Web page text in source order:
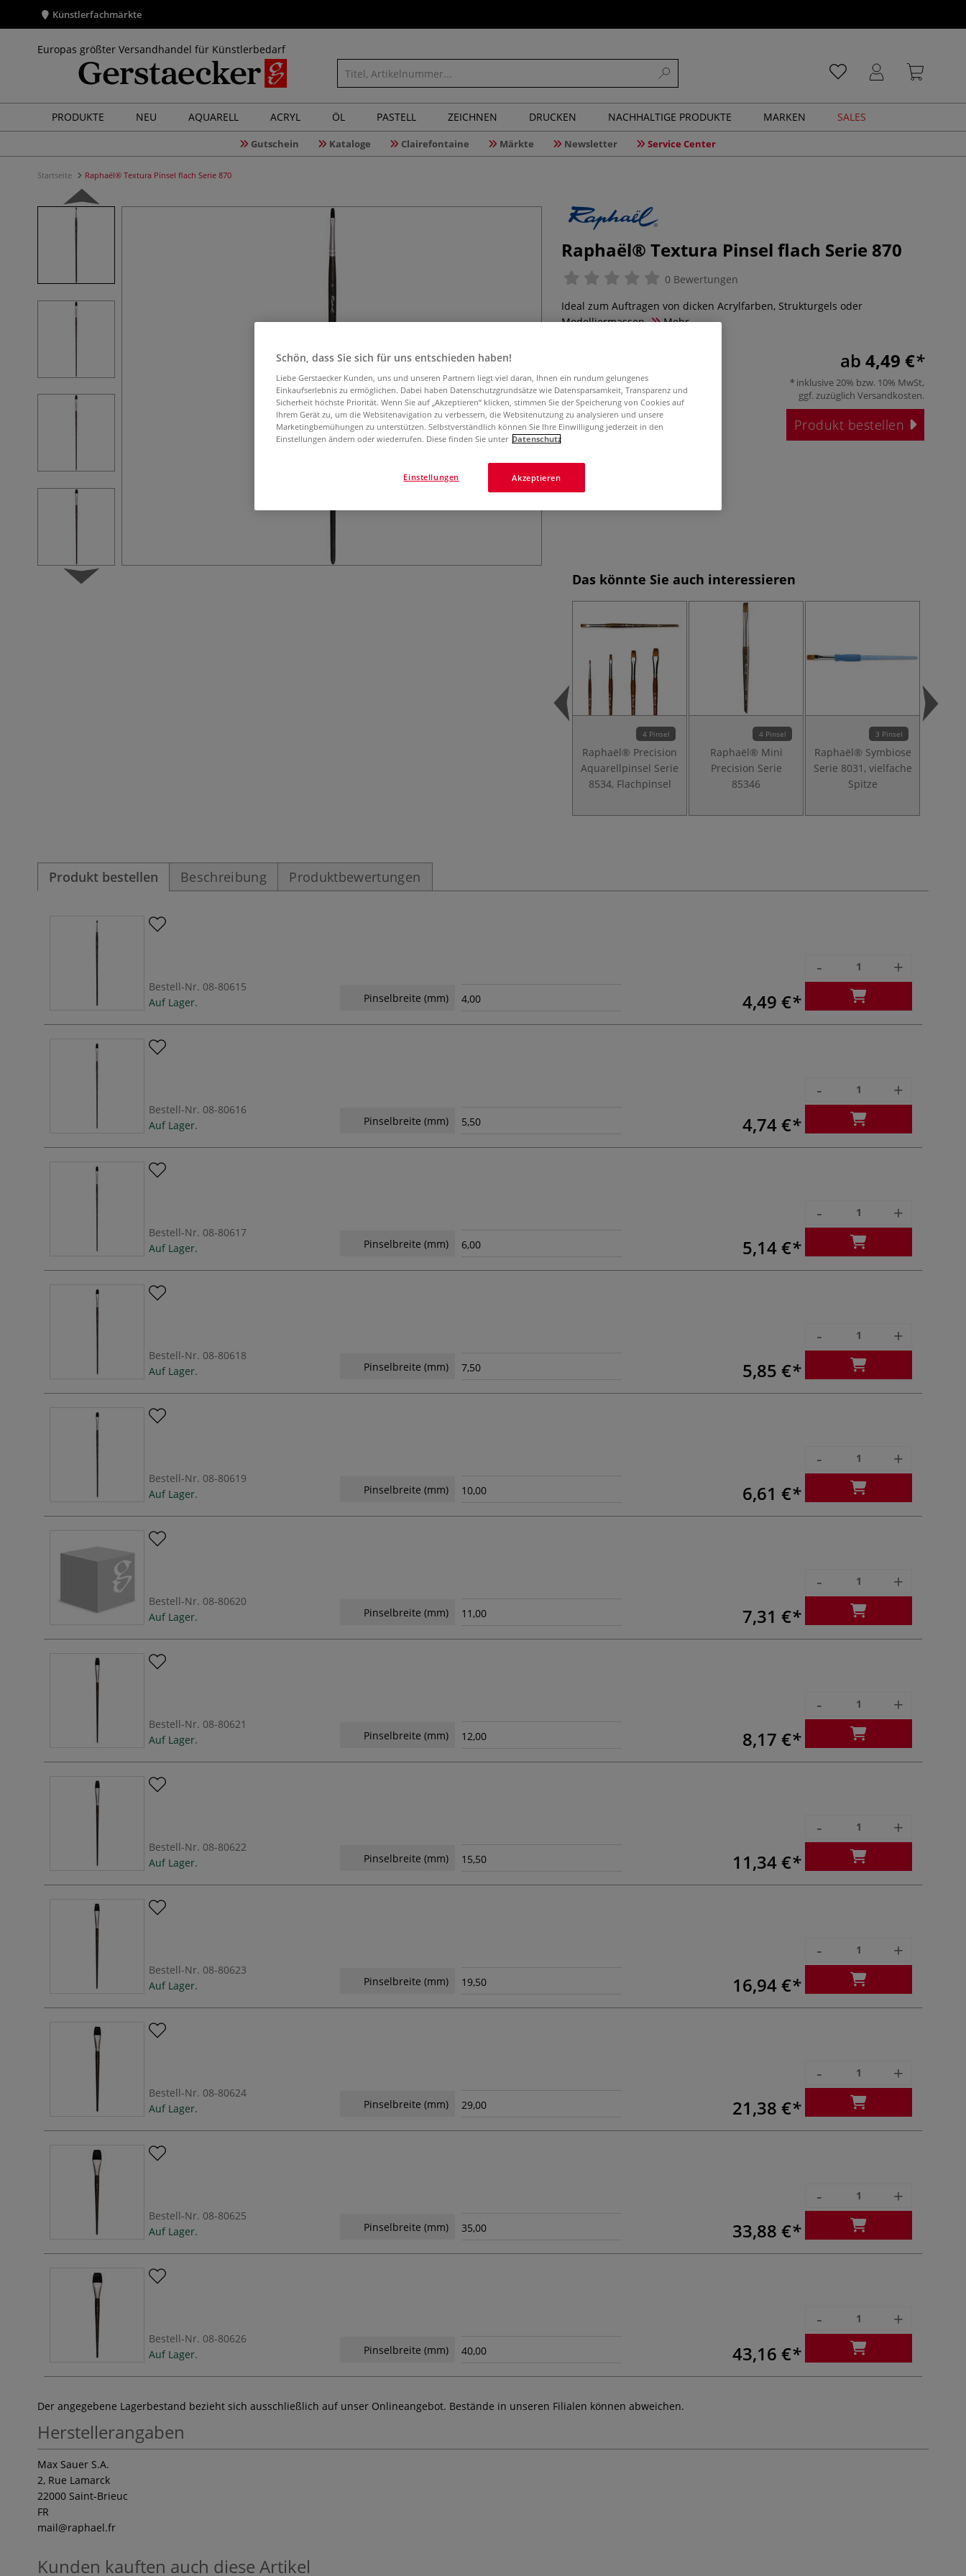
Künstlerfachmärkte
Europas größter Versandhandel für Künstlerbedarf
PRODUKTE NEU AQUARELL ACRYL ÖL PASTELL ZEICHNEN DRUCKEN NACHHALTIGE PRODUKTE MARKEN SALES
Gutschein Kataloge Clairefontaine Märkte Newsletter Service Center
Startseite Raphaël® Textura Pinsel flach Serie 870
Raphaël® Textura Pinsel flach Serie 870
0 Bewertungen
Ideal zum Auftragen von dicken Acrylfarben, Strukturgels oder
Modelliermassen.
Mehr
ab 4,49 €
inklusive 20% bzw. 10% MwSt,
ggf. zuzüglich Versandkosten.
Produkt bestellen
Das könnte Sie auch interessieren
4 Pinsel
Raphaël® Precision
Aquarellpinsel Serie
8534, Flachpinsel
4 Pinsel
Raphaël® Mini
Precision Serie
85346
3 Pinsel
Raphaël® Symbiose
Serie 8031, vielfache
Spitze
Produkt bestellen Beschreibung Produktbewertungen
Bestell-Nr. 08-80615
Auf Lager.
Pinselbreite (mm) 4,00 4,49 €
- +
Bestell-Nr. 08-80616
Auf Lager.
Pinselbreite (mm) 5,50 4,74 €
- +
Bestell-Nr. 08-80617
Auf Lager.
Pinselbreite (mm) 6,00 5,14 €
- +
Bestell-Nr. 08-80618
Auf Lager.
Pinselbreite (mm) 7,50 5,85 €
- +
Bestell-Nr. 08-80619
Auf Lager.
Pinselbreite (mm) 10,00 6,61 €
- +
Bestell-Nr. 08-80620
Auf Lager.
Pinselbreite (mm) 11,00 7,31 €
- +
Bestell-Nr. 08-80621
Auf Lager.
Pinselbreite (mm) 12,00 8,17 €
- +
Bestell-Nr. 08-80622
Auf Lager.
Pinselbreite (mm) 15,50 11,34 €
- +
Bestell-Nr. 08-80623
Auf Lager.
Pinselbreite (mm) 19,50 16,94 €
- +
Bestell-Nr. 08-80624
Auf Lager.
Pinselbreite (mm) 29,00 21,38 €
- +
Bestell-Nr. 08-80625
Auf Lager.
Pinselbreite (mm) 35,00 33,88 €
- +
Bestell-Nr. 08-80626
Auf Lager.
Pinselbreite (mm) 40,00 43,16 €
- +
Der angegebene Lagerbestand bezieht sich ausschließlich auf unser Onlineangebot. Bestände in unseren Filialen können abweichen.
Herstellerangaben
Max Sauer S.A.
2, Rue Lamarck
22000 Saint-Brieuc
FR
mail@raphael.fr
Kunden kauften auch diese Artikel
Schön, dass Sie sich für uns entschieden haben!
Liebe Gerstaecker Kunden, uns und unseren Partnern liegt viel daran, Ihnen ein rundum gelungenes
Einkaufserlebnis zu ermöglichen. Dabei haben Datenschutzgrundsätze wie Datensparsamkeit, Transparenz und
Sicherheit höchste Priorität. Wenn Sie auf „Akzeptieren“ klicken, stimmen Sie der Speicherung von Cookies auf
Ihrem Gerät zu, um die Websitenavigation zu verbessern, die Websitenutzung zu analysieren und unsere
Marketingbemühungen zu unterstützen. Selbstverständlich können Sie Ihre Einwilligung jederzeit in den
Einstellungen ändern oder wiederrufen. Diese finden Sie unter Datenschutz
Akzeptieren
Einstellungen